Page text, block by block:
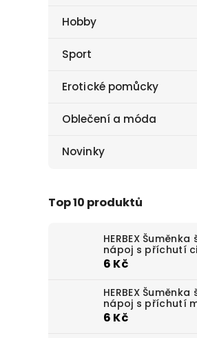
Hobby
Sport
Erotické pomůcky
Oblečení a móda
Novinky
Top 10 produktů
HERBEX Šuměnka
nápoj s příchutí
6 Kč
HERBEX Šuměnka
nápoj s příchutí
6 Kč